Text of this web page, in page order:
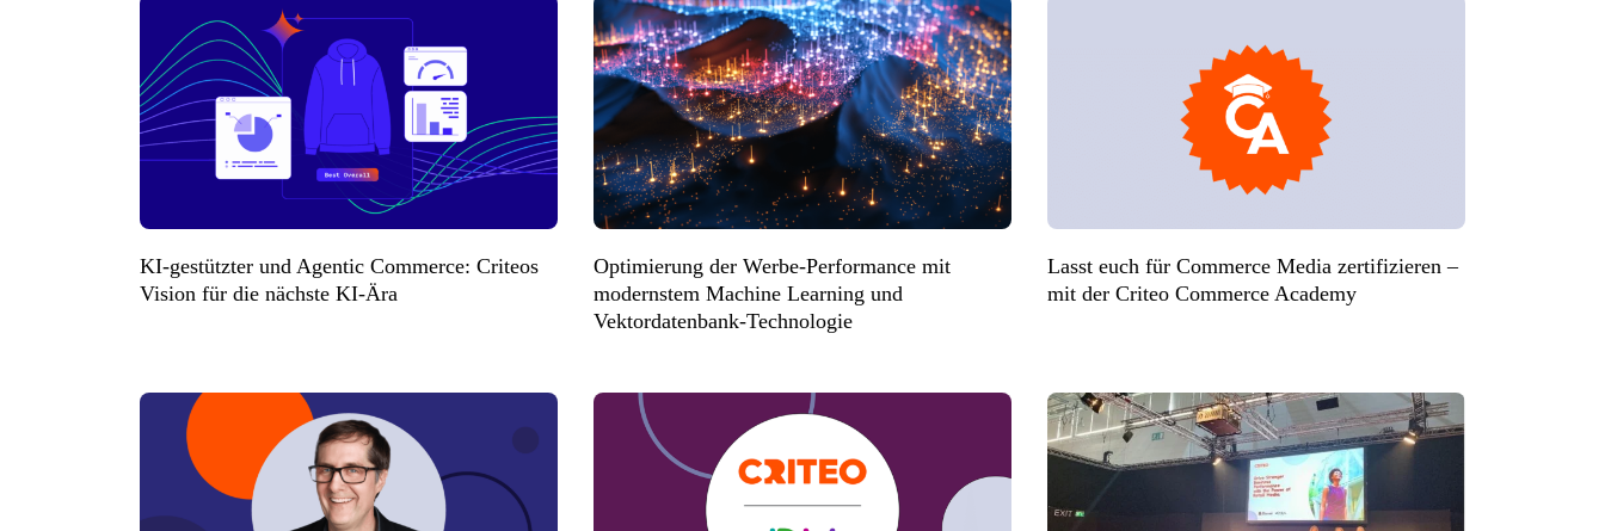
KI-gestützter und Agentic Commerce: Criteos
Vision für die nächste KI-Ära
Optimierung der Werbe-Performance mit
modernstem Machine Learning und
Vektordatenbank-Technologie
Lasst euch für Commerce Media zertifizieren –
mit der Criteo Commerce Academy